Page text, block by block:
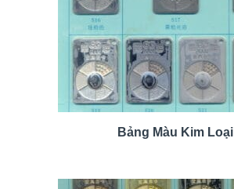
Bảng Màu Kim Loại